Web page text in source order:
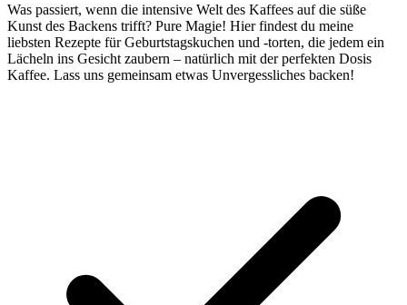
Was passiert, wenn die intensive Welt des Kaffees auf die süße
Kunst des Backens trifft? Pure Magie! Hier findest du meine
liebsten Rezepte für Geburtstagskuchen und -torten, die jedem ein
Lächeln ins Gesicht zaubern – natürlich mit der perfekten Dosis
Kaffee. Lass uns gemeinsam etwas Unvergessliches backen!